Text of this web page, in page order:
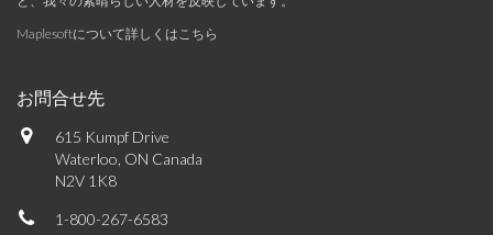
Maplesoftについて詳しくはこちら
お問合せ先
615 Kumpf Drive
Waterloo, ON Canada
N2V 1K8
1-800-267-6583